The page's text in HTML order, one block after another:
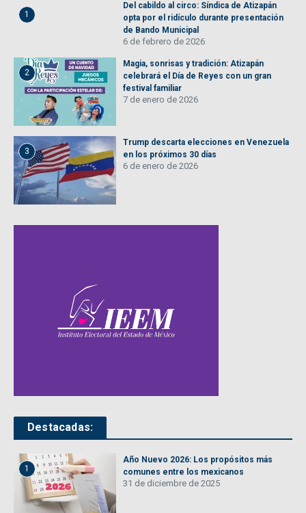
1
Del cabildo al circo: Síndica de Atizapán
opta por el ridículo durante presentación
de Bando Municipal
6 de febrero de 2026
2
Magia, sonrisas y tradición: Atizapán
celebrará el Día de Reyes con un gran
festival familiar
7 de enero de 2026
3
Trump descarta elecciones en Venezuela
en los próximos 30 días
6 de enero de 2026
Destacadas:
1
Año Nuevo 2026: Los propósitos más
comunes entre los mexicanos
31 de diciembre de 2025